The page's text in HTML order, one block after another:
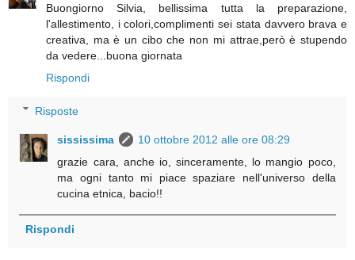
Buongiorno Silvia, bellissima tutta la preparazione,
l'allestimento, i colori,complimenti sei stata davvero brava e
creativa, ma è un cibo che non mi attrae,però è stupendo
da vedere...buona giornata
Rispondi
Risposte
sississima
10 ottobre 2012 alle ore 08:29
grazie cara, anche io, sinceramente, lo mangio poco,
ma ogni tanto mi piace spaziare nell'universo della
cucina etnica, bacio!!
Rispondi